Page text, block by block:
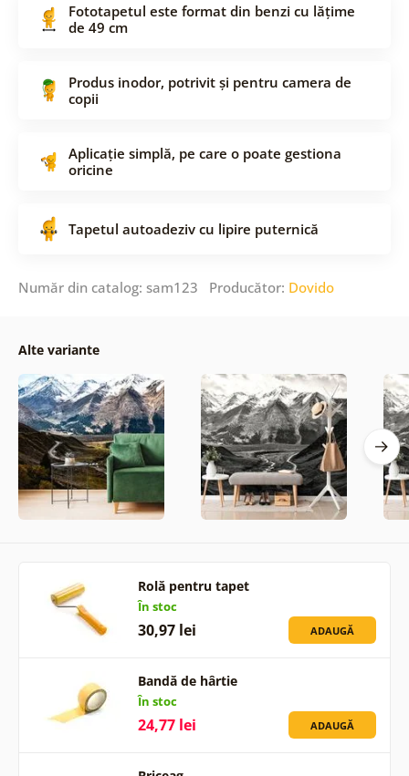
Fototapetul este format din benzi cu lățime
de 49 cm
Produs inodor, potrivit și pentru camera de
copii
Aplicație simplă, pe care o poate gestiona
oricine
Tapetul autoadeziv cu lipire puternică
Număr din catalog: sam123 Producător: Dovido
Alte variante
Rolă pentru tapet
În stoc
30,97 lei ADAUGĂ
Bandă de hârtie
În stoc
24,77 lei ADAUGĂ